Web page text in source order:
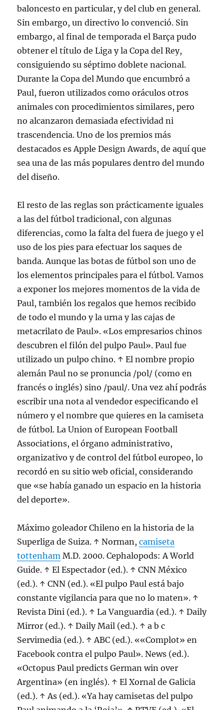
baloncesto en particular, y del club en general.
Sin embargo, un directivo lo convenció. Sin
embargo, al final de temporada el Barça pudo
obtener el título de Liga y la Copa del Rey,
consiguiendo su séptimo doblete nacional.
Durante la Copa del Mundo que encumbró a
Paul, fueron utilizados como oráculos otros
animales con procedimientos similares, pero
no alcanzaron demasiada efectividad ni
trascendencia. Uno de los premios más
destacados es Apple Design Awards, de aquí que
sea una de las más populares dentro del mundo
del diseño.
El resto de las reglas son prácticamente iguales
a las del fútbol tradicional, con algunas
diferencias, como la falta del fuera de juego y el
uso de los pies para efectuar los saques de
banda. Aunque las botas de fútbol son uno de
los elementos principales para el fútbol. Vamos
a exponer los mejores momentos de la vida de
Paul, también los regalos que hemos recibido
de todo el mundo y la urna y las cajas de
metacrilato de Paul». «Los empresarios chinos
descubren el filón del pulpo Paul». Paul fue
utilizado un pulpo chino. ↑ El nombre propio
alemán Paul no se pronuncia /pol/ (como en
francés o inglés) sino /paul/. Una vez ahí podrás
escribir una nota al vendedor especificando el
número y el nombre que quieres en la camiseta
de fútbol. La Union of European Football
Associations, el órgano administrativo,
organizativo y de control del fútbol europeo, lo
recordó en su sitio web oficial, considerando
que «se había ganado un espacio en la historia
del deporte».
Máximo goleador Chileno en la historia de la
Superliga de Suiza. ↑ Norman,camiseta
tottenham M.D. 2000. Cephalopods: A World
Guide. ↑ El Espectador (ed.). ↑ CNN México
(ed.). ↑ CNN (ed.). «El pulpo Paul está bajo
constante vigilancia para que no lo maten». ↑
Revista Dini (ed.). ↑ La Vanguardia (ed.). ↑ Daily
Mirror (ed.). ↑ Daily Mail (ed.). ↑ a b c
Servimedia (ed.). ↑ ABC (ed.). ««Complot» en
Facebook contra el pulpo Paul». News (ed.).
«Octopus Paul predicts German win over
Argentina» (en inglés). ↑ El Xornal de Galicia
(ed.). ↑ As (ed.). «Ya hay camisetas del pulpo